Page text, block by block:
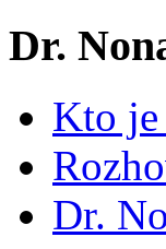
Dr.
Kto
Dr.